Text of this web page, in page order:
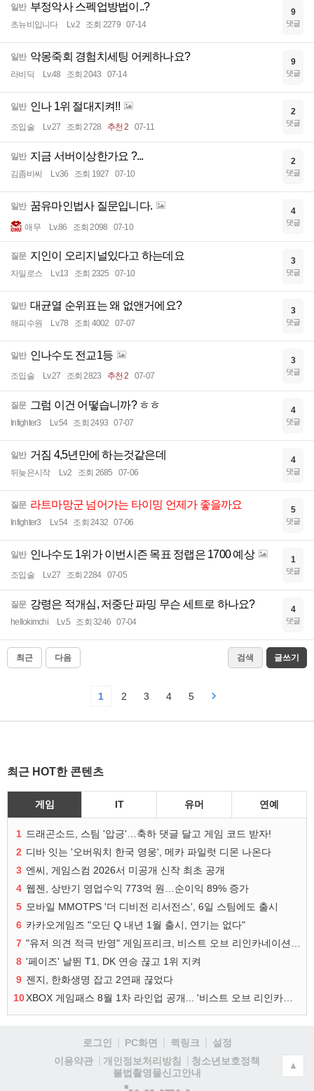
일반 부정악사 스펙업방법이..?
초뉴비입니다 Lv.2 조회 2279 07-14
9
댓글
일반 악몽죽회 경험치세팅 어케하나요?
라비딕 Lv.48 조회 2043 07-14
9
댓글
일반 인나 1위 절대지켜!!
조입술 Lv.27 조회 2728 추천 2 07-11
2
댓글
일반 지금 서버이상한가요 ?...
김좀비씨 Lv.36 조회 1927 07-10
2
댓글
일반 꿈유마인법사 질문입니다.
애무 Lv.86 조회 2098 07-10
4
댓글
질문 지인이 오리지널있다고 하는데요
자일로스 Lv.13 조회 2325 07-10
3
댓글
일반 대균열 순위표는 왜 없앤거에요?
해피수원 Lv.78 조회 4002 07-07
3
댓글
일반 인나수도 전교1등
조입술 Lv.27 조회 2823 추천 2 07-07
3
댓글
질문 그럼 이건 어떻습니까? ㅎㅎ
Infighter3 Lv.54 조회 2493 07-07
4
댓글
일반 거짐 4,5년만에 하는것같은데
뒤늦은시작 Lv.2 조회 2685 07-06
4
댓글
질문 라트마망군 넘어가는 타이밍 언제가 좋을까요
Infighter3 Lv.54 조회 2432 07-06
5
댓글
일반 인나수도 1위가 이번시즌 목표 정랩은 1700 예상
조입술 Lv.27 조회 2284 07-05
1
댓글
질문 강령은 적개심, 저중단 파밍 무슨 세트로 하나요?
hellokimchi Lv.5 조회 3246 07-04
4
댓글
최근 다음 검색 글쓰기
1 2 3 4 5
최근 HOT한 콘텐츠
게임 IT 유머 연예
1 드래곤소드, 스팀 '압긍'…축하 댓글 달고 게임 코드 받자!
2 디바 잇는 '오버워치 한국 영웅', 메카 파일럿 디몬 나온다
3 엔씨, 게임스컴 2026서 미공개 신작 최초 공개
4 웹젠, 상반기 영업수익 773억 원…순이익 89% 증가
5 모바일 MMOTPS '더 디비전 리서전스', 6일 스팀에도 출시
6 카카오게임즈 "오딘 Q 내년 1월 출시, 연기는 없다"
7
8 '페이즈' 날뛴 T1, DK 연승 끊고 1위 지켜
9 젠지, 한화생명 잡고 2연패 끊었다
10
로그인 PC화면 퀵링크
설정
이용약관
개인정보처리방침
청소년보호정책
불법촬영물신고안내
▲